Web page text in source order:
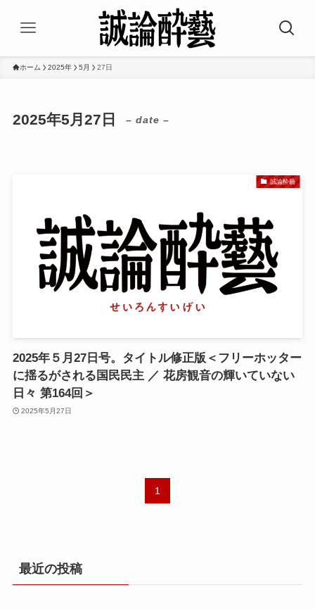
ホーム 2025年 5月 27日
2025年5月27日 – date –
誠論酔藝
2025年５月27日号。タイトル修正版＜フリーホッター
に揺るがされる国民民主 ／ 花房観音の輝いていない
日々 第164回＞
2025年5月27日
1
最近の投稿